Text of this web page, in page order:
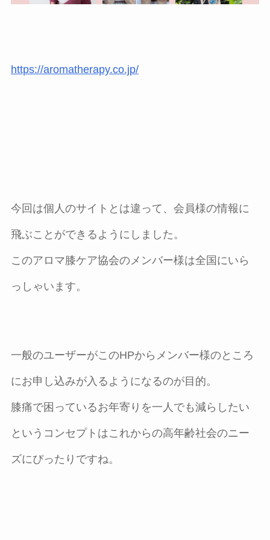
https://aromatherapy.co.jp/
今回は個人のサイトとは違って、会員様の情報に
飛ぶことができるようにしました。
このアロマ膝ケア協会のメンバー様は全国にいら
っしゃいます。
一般のユーザーがこのHPからメンバー様のところ
にお申し込みが入るようになるのが目的。
膝痛で困っているお年寄りを一人でも減らしたい
というコンセプトはこれからの高年齢社会のニー
ズにぴったりですね。